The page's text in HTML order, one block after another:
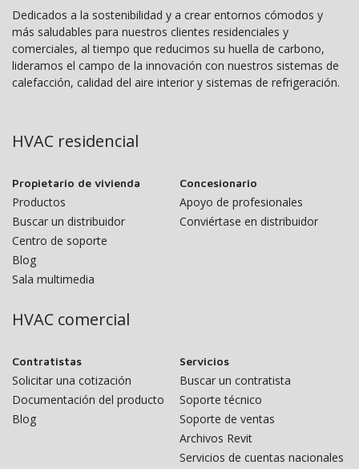
Dedicados a la sostenibilidad y a crear entornos cómodos y
más saludables para nuestros clientes residenciales y
comerciales, al tiempo que reducimos su huella de carbono,
lideramos el campo de la innovación con nuestros sistemas de
calefacción, calidad del aire interior y sistemas de refrigeración.
HVAC residencial
Propietario de vivienda
Productos
Buscar un distribuidor
Centro de soporte
Blog
Sala multimedia
Concesionario
Apoyo de profesionales
Conviértase en distribuidor
HVAC comercial
Contratistas
Solicitar una cotización
Documentación del producto
Blog
Servicios
Buscar un contratista
Soporte técnico
Soporte de ventas
Archivos Revit
Servicios de cuentas nacionales